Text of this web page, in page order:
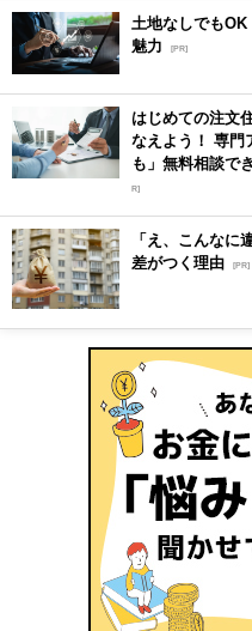
土地なしでも
魅力
[PR]
はじめての注文
なえよう！ 専門
も」無料相談で
R]
「え、こんなに
差がつく理由 [PR]